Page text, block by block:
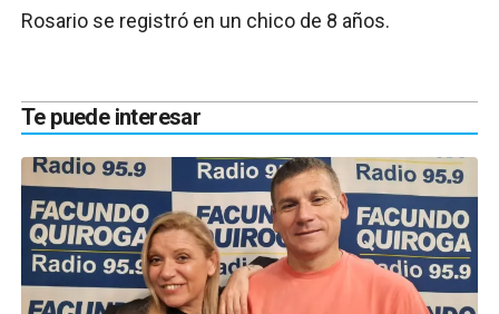
Rosario se registró en un chico de 8 años.
Te puede interesar